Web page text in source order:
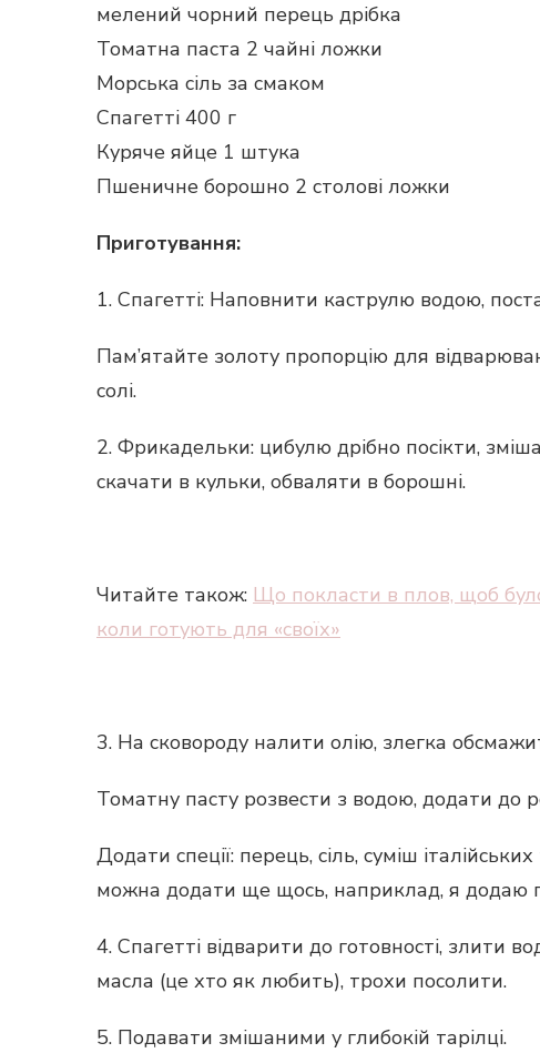
мелений чорний перець дрібка
Томатна паста 2 чайні ложки
Морська сіль за смаком
Спагетті 400 г
Куряче яйце 1 штука
Пшеничне борошно 2 столові ложки
Приготування:
1. Спагетті: Наповнити каструлю водою,
Пам’ятайте золоту пропорцію для
солі.
2. Фрикадельки: цибулю дрібно посікти,
скачати в кульки, обваляти в борошні.
Читайте також: Що покласти в плов, щоб
коли готують для «своїх»
3. На сковороду налити олію, злегка
Томатну пасту розвести з водою, додати до
Додати спеції: перець, сіль, суміш
можна додати ще щось, наприклад, я додаю
4. Спагетті відварити до готовності, злити
масла (це хто як любить), трохи посолити.
5. Подавати змішаними у глибокій тарілці.